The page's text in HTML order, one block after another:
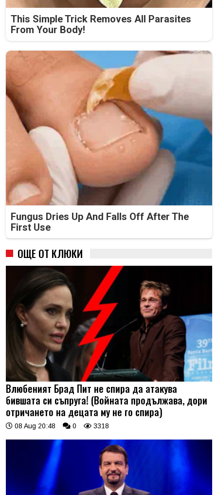
This Simple Trick Removes All Parasites
From Your Body!
Fungus Dries Up And Falls Off After The
First Use
ОЩЕ ОТ КЛЮКИ
Влюбеният Брад Пит не спира да атакува
бившата си съпруга! (Войната продължава, дори
отричането на децата му не го спира)
08 Aug 20:48 0 3318